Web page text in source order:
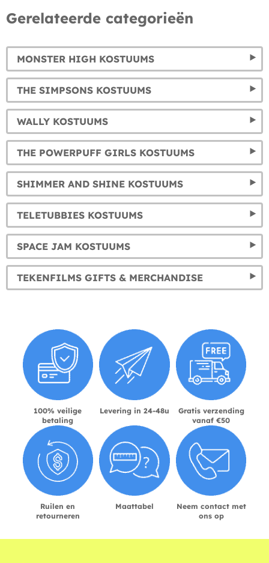
Gerelateerde categorieën
MONSTER HIGH KOSTUUMS
THE SIMPSONS KOSTUUMS
WALLY KOSTUUMS
THE POWERPUFF GIRLS KOSTUUMS
SHIMMER AND SHINE KOSTUUMS
TELETUBBIES KOSTUUMS
SPACE JAM KOSTUUMS
TEKENFILMS GIFTS & MERCHANDISE
100% veilige
betaling
Levering in 24-48u
Gratis verzending
vanaf €50
Ruilen en
retourneren
Maattabel
Neem contact met
ons op